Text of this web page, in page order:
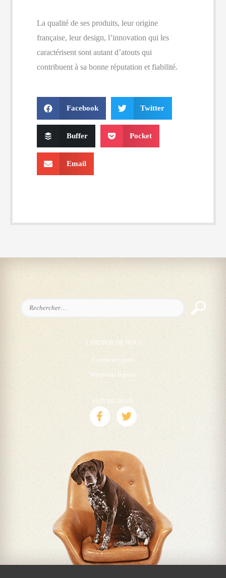
La qualité de ses produits, leur origine
française, leur design, l’innovation qui les
caractérisent sont autant d’atouts qui
contribuent à sa bonne réputation et fiabilité.
Facebook Twitter
Buffer Pocket
Email
Rechercher :
À PROPOS DE NOUS
Contactez-nous
Mentions legales
SUIVRE-NOUS